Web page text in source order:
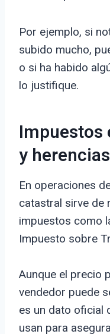
Por ejemplo, si
subido mucho,
o si ha habido
lo justifique.
Impuestos
y herencias
En operaciones
catastral sirve de
impuestos como
Impuesto sobre
Aunque el precio
vendedor puede
es un dato oficial
usan para